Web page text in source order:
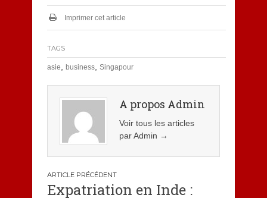
Imprimer cet article
TAGS
asie, business, Singapour
A propos Admin
Voir tous les articles
par Admin →
Navigation
Expatriation en Inde :